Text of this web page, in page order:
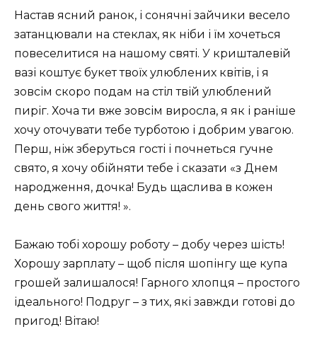
Настав ясний ранок, і сонячні зайчики весело
затанцювали на стеклах, як ніби і їм хочеться
повеселитися на нашому святі. У кришталевій
вазі коштує букет твоїх улюблених квітів, і я
зовсім скоро подам на стіл твій улюблений
пиріг. Хоча ти вже зовсім виросла, я як і раніше
хочу оточувати тебе турботою і добрим увагою.
Перш, ніж зберуться гості і почнеться гучне
свято, я хочу обійняти тебе і сказати «з Днем
народження, дочка! Будь щаслива в кожен
день свого життя! ».
Бажаю тобі хорошу роботу – добу через шість!
Хорошу зарплату – щоб після шопінгу ще купа
грошей залишалося! Гарного хлопця – простого
ідеального! Подруг – з тих, які завжди готові до
пригод! Вітаю!